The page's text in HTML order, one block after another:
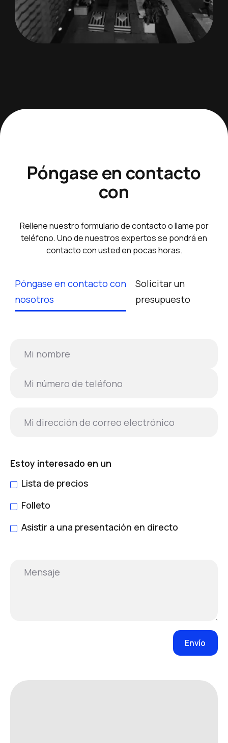
Póngase en contacto
con
Rellene nuestro formulario de contacto o llame por
teléfono. Uno de nuestros expertos se pondrá en
contacto con usted en pocas horas.
Póngase en contacto con
nosotros
Solicitar un
presupuesto
Estoy interesado en un
Lista de precios
Folleto
Asistir a una presentación en directo